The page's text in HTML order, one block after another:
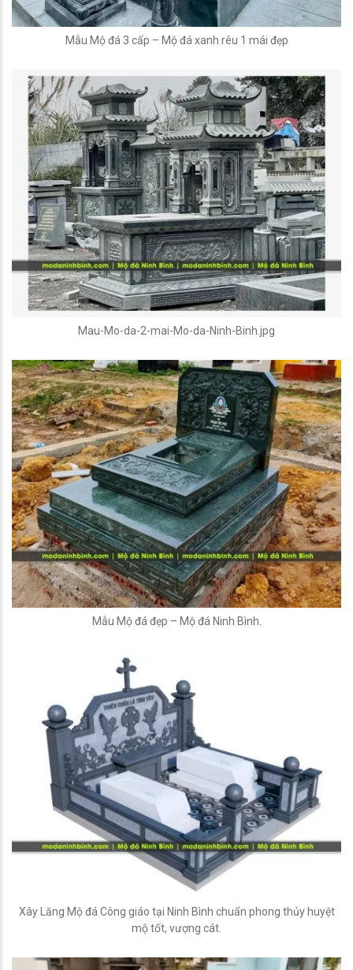
Mẫu Mộ đá 3 cấp – Mộ đá xanh rêu 1 mái đẹp
Mau-Mo-da-2-mai-Mo-da-Ninh-Binh.jpg
Mẫu Mộ đá đẹp – Mộ đá Ninh Bình.
Xây Lăng Mộ đá Công giáo tại Ninh Bình chuẩn phong thủy huyệt
mộ tốt, vượng cát.